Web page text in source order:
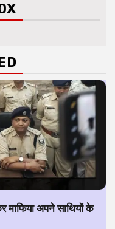
माफिया अपने साथियों के